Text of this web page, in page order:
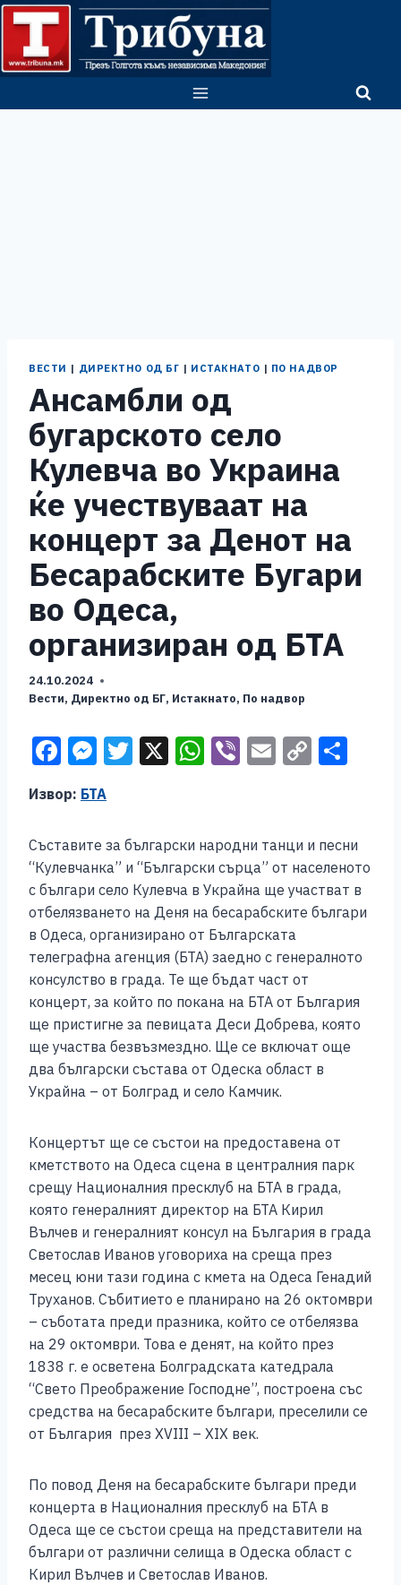
Skip
content
ВЕСТИ | ДИРЕКТНО ОД БГ | ИСТАКНАТО | ПО НАДВОР
Ансамбли од
бугарското село
Кулевча во Украина
ќе учествуваат на
концерт за Денот на
Бесарабските Бугари
во Одеса,
организиран од БТА
24.10.2024
Вести, Директно од БГ, Истакнато, По надвор
F
c
e
b
o
o
k
M
e
ss
e
n
g
er
T
er
X W
s
A
p
p
Vi E
l
C
y
Li
n
k
e
Извор: БТА
Съставите за български народни танци и песни
“Кулевчанка” и “Български сърца” от населеното
с българи село Кулевча в Украйна ще участват в
отбелязването на Деня на бесарабските българи
в Одеса, организирано от Българската
телеграфна агенция (БТА) заедно с генералното
консулство в града. Те ще бъдат част от
концерт, за който по покана на БТА от България
ще пристигне за певицата Деси Добрева, която
ще участва безвъзмездно. Ще се включат още
два български състава от Одеска област в
Украйна – от Болград и село Камчик.
Концертът ще се състои на предоставена от
кметството на Одеса сцена в централния парк
срещу Националния пресклуб на БТА в града,
която генералният директор на БТА Кирил
Вълчев и генералният консул на България в града
Светослав Иванов уговориха на среща през
месец юни тази година с кмета на Одеса Генадий
Труханов. Събитието е планирано на 26 октомври
– съботата преди празника, който се отбелязва
на 29 октомври. Това е денят, на който през
1838 г. е осветена Болградската катедрала
“Свето Преображение Господне”, построена със
средства на бесарабските българи, преселили се
от България през XVIII – XIX век.
По повод Деня на бесарабските българи преди
концерта в Националния пресклуб на БТА в
Одеса ще се състои среща на представители на
българи от различни селища в Одеска област с
Кирил Вълчев и Светослав Иванов.